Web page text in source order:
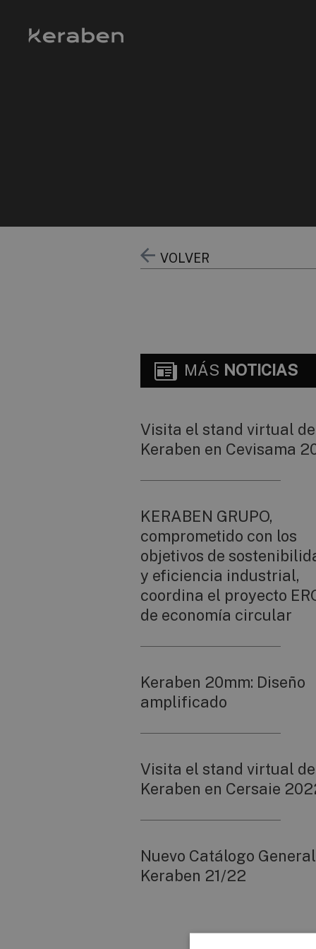
VOLVER
MÁS NOTICIAS
Visita el stand virtual de
Keraben en Cevisama
KERABEN GRUPO,
comprometido con los
objetivos de
y eficiencia industrial,
coordina el proyecto
de economía circular
Keraben 20mm: Diseño
amplificado
Visita el stand virtual de
Keraben en Cersaie
Nuevo Catálogo
Keraben 21/22